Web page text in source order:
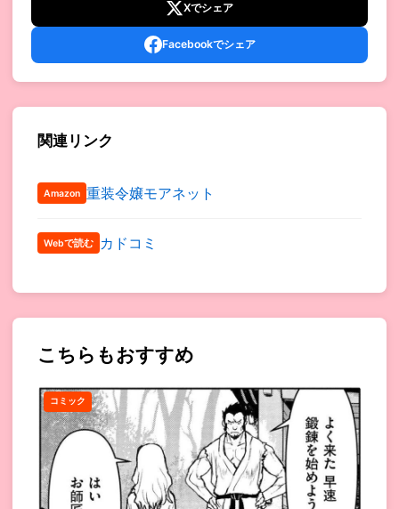
Xでシェア
Facebookでシェア
関連リンク
Amazon 重装令嬢モアネット
Webで読む カドコミ
こちらもおすすめ
コミック